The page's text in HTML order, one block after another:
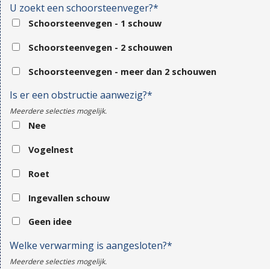
U zoekt een schoorsteenveger?*
Schoorsteenvegen - 1 schouw
Schoorsteenvegen - 2 schouwen
Schoorsteenvegen - meer dan 2 schouwen
Is er een obstructie aanwezig?*
Meerdere selecties mogelijk.
Nee
Vogelnest
Roet
Ingevallen schouw
Geen idee
Welke verwarming is aangesloten?*
Meerdere selecties mogelijk.